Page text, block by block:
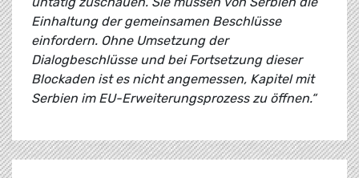
Einhaltung der gemeinsamen Beschlüsse
einfordern. Ohne Umsetzung der
Dialogbeschlüsse und bei Fortsetzung dieser
Blockaden ist es nicht angemessen, Kapitel mit
Serbien im EU-Erweiterungsprozess zu öffnen.“